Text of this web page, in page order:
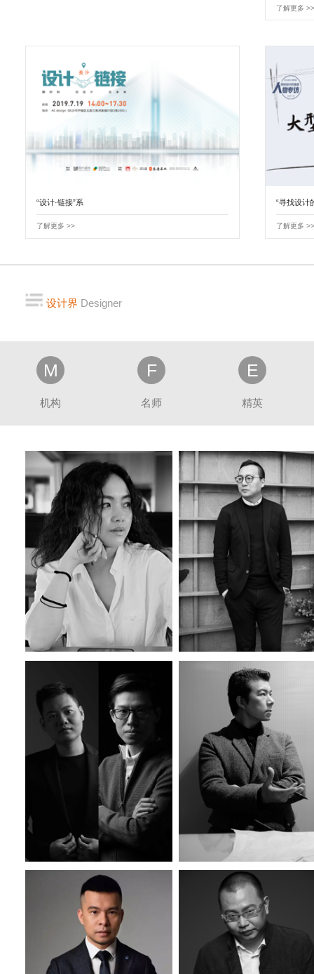
了解更多
“设计·链接”系
了解更多 >>
“寻找设计
了解更多
设计界 Designer
M
机构
F
名师
E
精英